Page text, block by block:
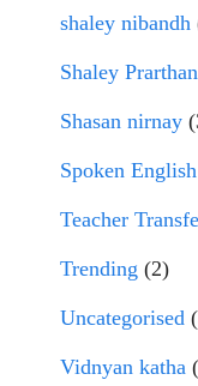
shaley nibandh
Shaley
Shasan nirnay
Spoken
Teacher
Trending (2)
Uncategorised
Vidnyan katha